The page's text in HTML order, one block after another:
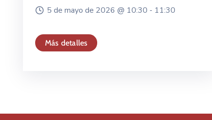
5 de mayo de 2026 @ 10:30 - 11:30
Más detalles